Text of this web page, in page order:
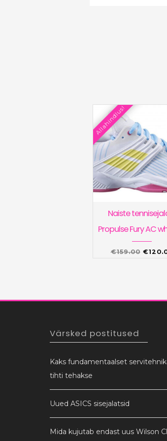
Allahindlus!
Naiste
Propulse Fury AC
€159.00 Algne
€
Värsked postitused
Kaks fundamentaalset
tihti tehakse
Uued ASICS sisejalatsid
Mida kujutab endast uus Wilson